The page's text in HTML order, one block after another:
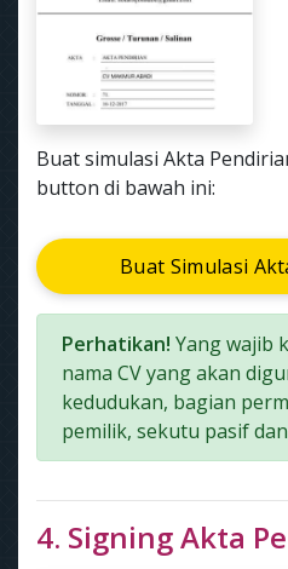
Buat simulasi Akta
button di bawah ini:
Buat Simulasi
Perhatikan! Yang wajib
nama CV yang akan
kedudukan, bagian
pemilik, sekutu pasif
4. Signing Akta